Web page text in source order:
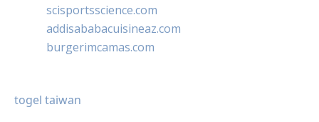
scisportsscience.com
addisababacuisineaz.com
burgerimcamas.com
togel taiwan